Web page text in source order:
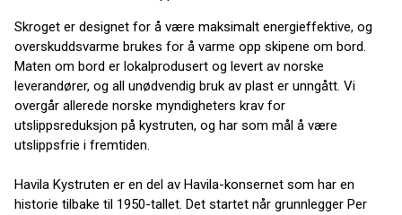
Skroget er designet for å være maksimalt energieffektive, og
overskuddsvarme brukes for å varme opp skipene om bord.
Maten om bord er lokalprodusert og levert av norske
leverandører, og all unødvendig bruk av plast er unngått. Vi
overgår allerede norske myndigheters krav for
utslippsreduksjon på kystruten, og har som mål å være
utslippsfrie i fremtiden.
Havila Kystruten er en del av Havila-konsernet som har en
historie tilbake til 1950-tallet. Det startet når grunnlegger Per